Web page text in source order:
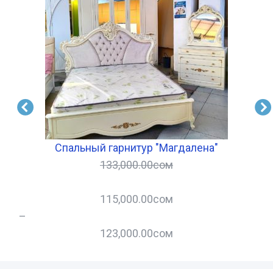
Спальный гарнитур "Магдалена"
133,000.00сом
115,000.00сом
–
123,000.00сом